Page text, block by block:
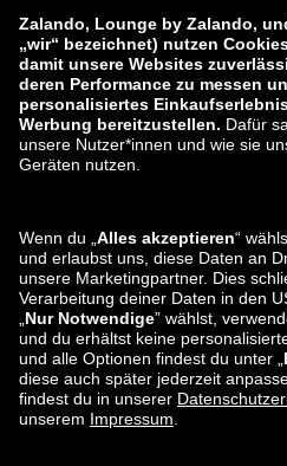
zalando-prive.es
zalando-lounge.lt
zalando-lounge.ro
zalando-lounge.lu
zalando-lounge.lv
Sie finden uns
auch bei